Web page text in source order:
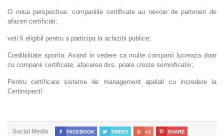
O noua perspectiva: companiile certificate au nevoie de parteneri de
afaceri certificati;
veti fi eligibil pentru a participa la achizitii publice;
Credibilitate sporita: Avand in vedere ca multe companii lucreaza doar
cu companii certificate, afacerea dvs. poate creste semnificativ;
Pentru certificare sisteme de management apelati cu incredere la
Certinspect!
Social Media  FACEBOOK  TWEET  +1  SHARE